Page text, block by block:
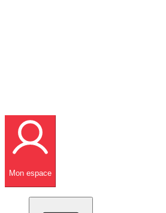
Mon espace